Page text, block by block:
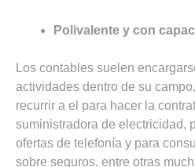
Polivalente y con
Los contables suelen
actividades dentro de su
recurrir a el para hacer la
suministradora de electricidad,
ofertas de telefonía y para
sobre seguros, entre otras